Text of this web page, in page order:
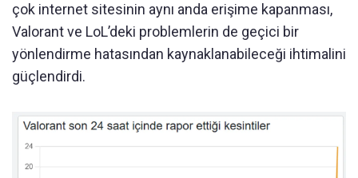
çok internet sitesinin aynı anda erişime kapanması,
Valorant ve LoL’deki problemlerin de geçici bir
yönlendirme hatasından kaynaklanabileceği ihtimalini
güçlendirdi.